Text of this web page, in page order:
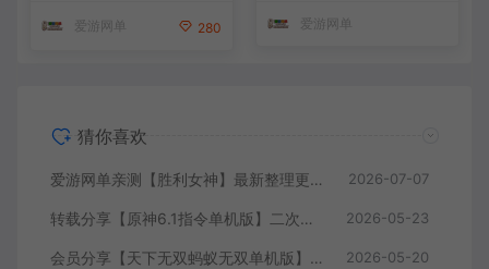
爱游网单 280 爱游网单
猜你喜欢
爱游网单亲测【胜利女神】最新整理更新第7版148.10.5NIKKE胜利女神妮姬单机版方舟活动148版本官服GM可无限抽卡全剧情免虚拟机一键端视频安装教学 2026-07-07
转载分享【原神6.1指令单机版】二次元网游单机版 指令模拟端 登录 战斗 地图 魔物 背包 抽卡 商店 MOD 未亲测图文教学 2026-05-23
会员分享【天下无双蚂蚁无双单机版】最新整理单机版本 带GM命令后台 武侠怀旧网游 免虚拟机一键端 配套视频教学 2026-05-20